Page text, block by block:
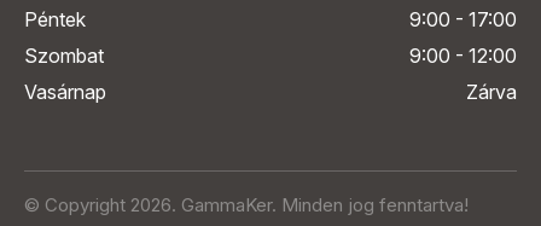
Péntek
9:00 - 17:00
Szombat
9:00 - 12:00
Vasárnap
Zárva
© Copyright 2026. GammaKer. Minden jog fenntartva!